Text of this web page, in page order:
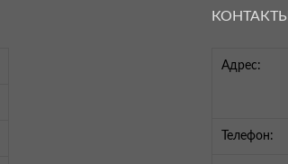
КОНТАКТЫ
Адрес:
Телефон: